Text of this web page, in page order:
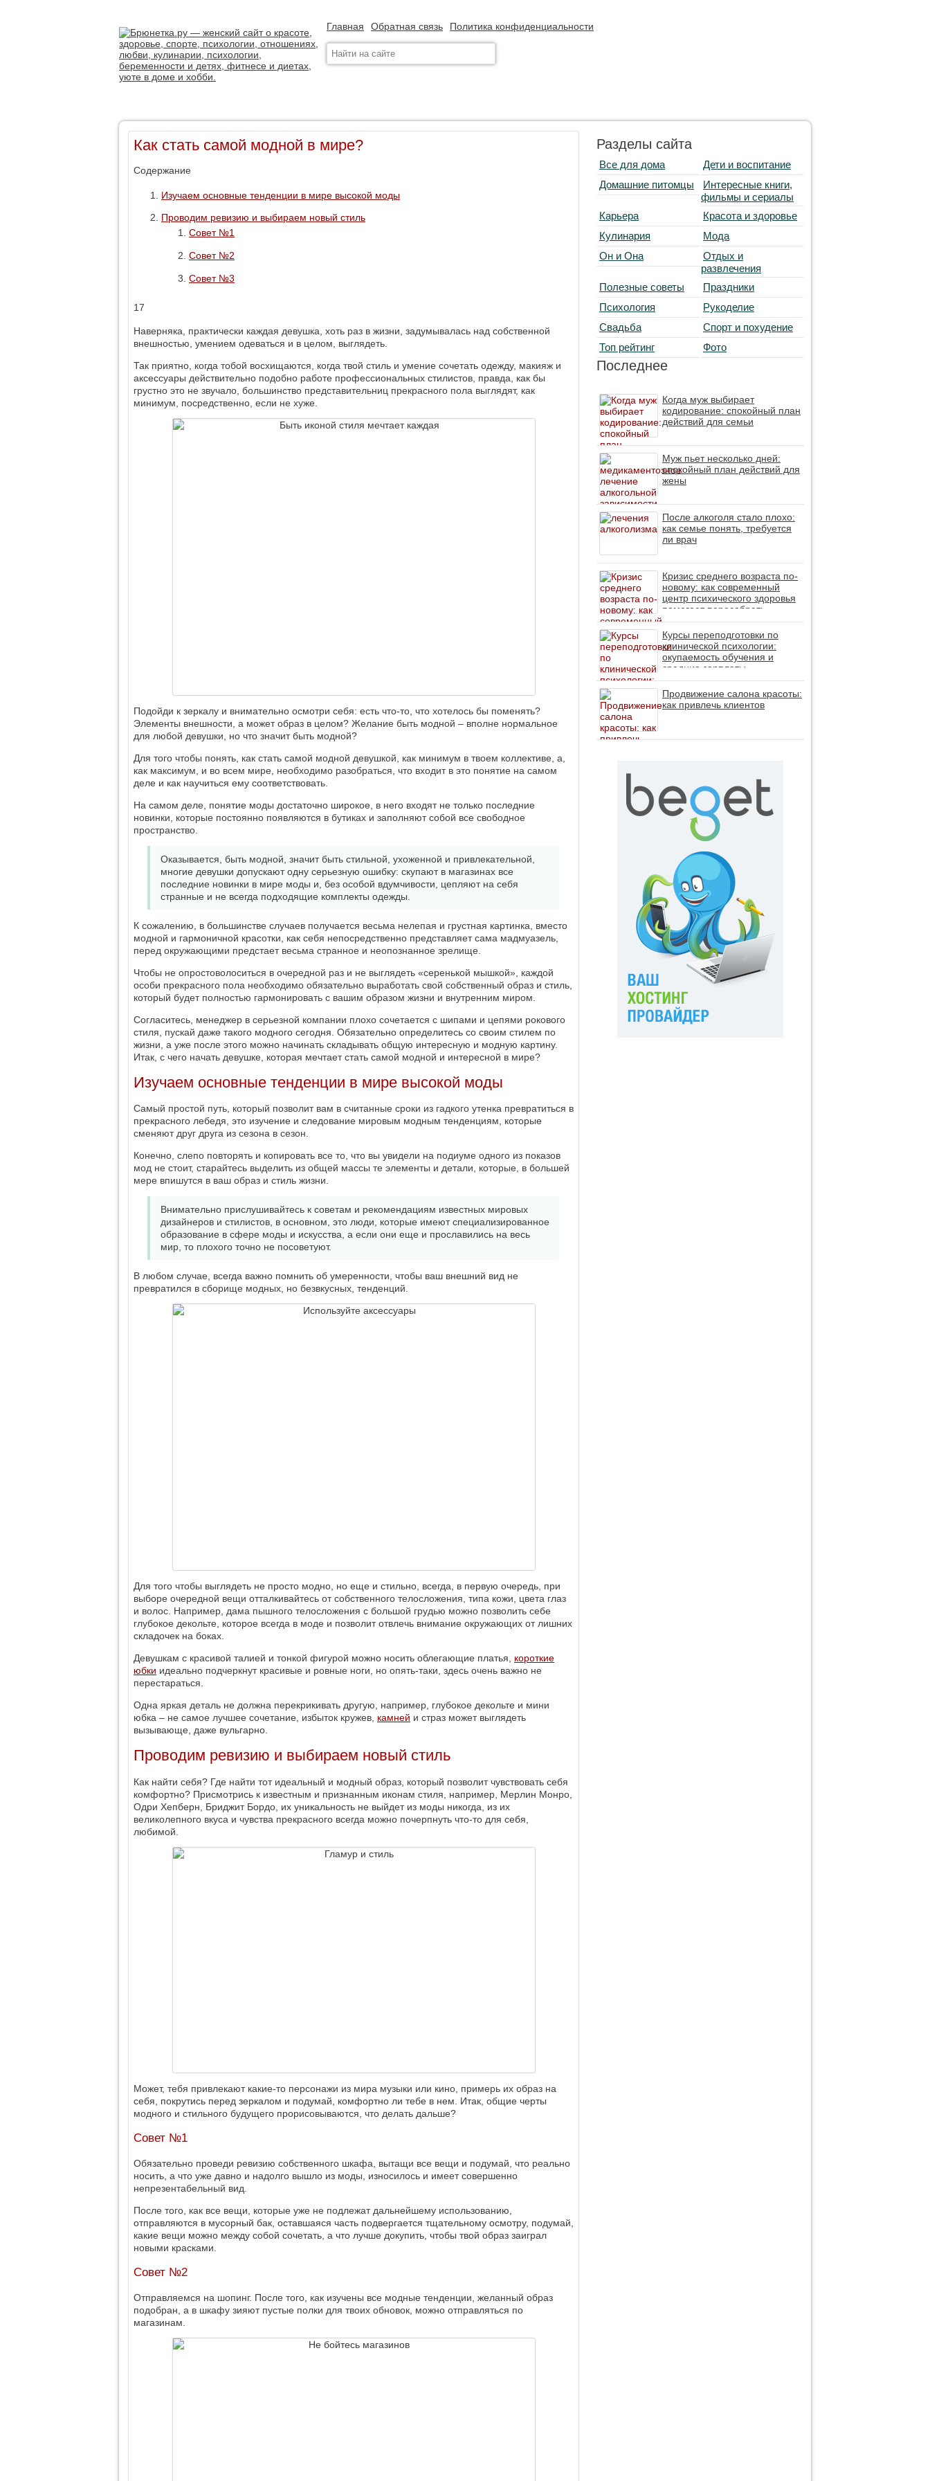
Главная Обратная связь Политика конфиденциальности
Как стать самой модной в мире?
Содержание
Изучаем основные тенденции в мире высокой моды
Проводим ревизию и выбираем новый стиль
Совет №1
Совет №2
Совет №3
17
Наверняка, практически каждая девушка, хоть раз в жизни, задумывалась над собственной
внешностью, умением одеваться и в целом, выглядеть.
Так приятно, когда тобой восхищаются, когда твой стиль и умение сочетать одежду, макияж и
аксессуары действительно подобно работе профессиональных стилистов, правда, как бы
грустно это не звучало, большинство представительниц прекрасного пола выглядят, как
минимум, посредственно, если не хуже.
Подойди к зеркалу и внимательно осмотри себя: есть что-то, что хотелось бы поменять?
Элементы внешности, а может образ в целом? Желание быть модной – вполне нормальное
для любой девушки, но что значит быть модной?
Для того чтобы понять, как стать самой модной девушкой, как минимум в твоем коллективе, а,
как максимум, и во всем мире, необходимо разобраться, что входит в это понятие на самом
деле и как научиться ему соответствовать.
На самом деле, понятие моды достаточно широкое, в него входят не только последние
новинки, которые постоянно появляются в бутиках и заполняют собой все свободное
пространство.
Оказывается, быть модной, значит быть стильной, ухоженной и привлекательной,
многие девушки допускают одну серьезную ошибку: скупают в магазинах все
последние новинки в мире моды и, без особой вдумчивости, цепляют на себя
странные и не всегда подходящие комплекты одежды.
К сожалению, в большинстве случаев получается весьма нелепая и грустная картинка, вместо
модной и гармоничной красотки, как себя непосредственно представляет сама мадмуазель,
перед окружающими предстает весьма странное и неопознанное зрелище.
Чтобы не опростоволоситься в очередной раз и не выглядеть «серенькой мышкой», каждой
особи прекрасного пола необходимо обязательно выработать свой собственный образ и стиль,
который будет полностью гармонировать с вашим образом жизни и внутренним миром.
Согласитесь, менеджер в серьезной компании плохо сочетается с шипами и цепями рокового
стиля, пускай даже такого модного сегодня. Обязательно определитесь со своим стилем по
жизни, а уже после этого можно начинать складывать общую интересную и модную картину.
Итак, с чего начать девушке, которая мечтает стать самой модной и интересной в мире?
Изучаем основные тенденции в мире высокой моды
Самый простой путь, который позволит вам в считанные сроки из гадкого утенка превратиться в
прекрасного лебедя, это изучение и следование мировым модным тенденциям, которые
сменяют друг друга из сезона в сезон.
Конечно, слепо повторять и копировать все то, что вы увидели на подиуме одного из показов
мод не стоит, старайтесь выделить из общей массы те элементы и детали, которые, в большей
мере впишутся в ваш образ и стиль жизни.
Внимательно прислушивайтесь к советам и рекомендациям известных мировых
дизайнеров и стилистов, в основном, это люди, которые имеют специализированное
образование в сфере моды и искусства, а если они еще и прославились на весь
мир, то плохого точно не посоветуют.
В любом случае, всегда важно помнить об умеренности, чтобы ваш внешний вид не
превратился в сборище модных, но безвкусных, тенденций.
Для того чтобы выглядеть не просто модно, но еще и стильно, всегда, в первую очередь, при
выборе очередной вещи отталкивайтесь от собственного телосложения, типа кожи, цвета глаз
и волос. Например, дама пышного телосложения с большой грудью можно позволить себе
глубокое декольте, которое всегда в моде и позволит отвлечь внимание окружающих от лишних
складочек на боках.
Девушкам с красивой талией и тонкой фигурой можно носить облегающие платья, короткие
юбки идеально подчеркнут красивые и ровные ноги, но опять-таки, здесь очень важно не
перестараться.
Одна яркая деталь не должна перекрикивать другую, например, глубокое декольте и мини
юбка – не самое лучшее сочетание, избыток кружев, камней и страз может выглядеть
вызывающе, даже вульгарно.
Проводим ревизию и выбираем новый стиль
Как найти себя? Где найти тот идеальный и модный образ, который позволит чувствовать себя
комфортно? Присмотрись к известным и признанным иконам стиля, например, Мерлин Монро,
Одри Хепберн, Бриджит Бордо, их уникальность не выйдет из моды никогда, из их
великолепного вкуса и чувства прекрасного всегда можно почерпнуть что-то для себя,
любимой.
Может, тебя привлекают какие-то персонажи из мира музыки или кино, примерь их образ на
себя, покрутись перед зеркалом и подумай, комфортно ли тебе в нем. Итак, общие черты
модного и стильного будущего прорисовываются, что делать дальше?
Совет №1
Обязательно проведи ревизию собственного шкафа, вытащи все вещи и подумай, что реально
носить, а что уже давно и надолго вышло из моды, износилось и имеет совершенно
непрезентабельный вид.
После того, как все вещи, которые уже не подлежат дальнейшему использованию,
отправляются в мусорный бак, оставшаяся часть подвергается тщательному осмотру, подумай,
какие вещи можно между собой сочетать, а что лучше докупить, чтобы твой образ заиграл
новыми красками.
Совет №2
Отправляемся на шопинг. После того, как изучены все модные тенденции, желанный образ
подобран, а в шкафу зияют пустые полки для твоих обновок, можно отправляться по
магазинам.
Разделы сайта
Все для дома
Дети и воспитание
Домашние питомцы
Интересные книги,
фильмы и сериалы
Карьера
Красота и здоровье
Кулинария
Мода
Он и Она
Отдых и
развлечения
Полезные советы
Праздники
Психология
Рукоделие
Свадьба
Спорт и похудение
Топ рейтинг
Фото
Последнее
Когда муж выбирает
кодирование: спокойный план
действий для семьи
Муж пьет несколько дней:
спокойный план действий для
жены
После алкоголя стало плохо:
как семье понять, требуется
ли врач
Кризис среднего возраста по-
новому: как современный
центр психического здоровья
помогает пересобрать
личность без таблеток (методы
ДПДГ и КПТ)
Курсы переподготовки по
клинической психологии:
окупаемость обучения и
средние зарплаты
специалистов в 2026 году
Продвижение салона красоты:
как привлечь клиентов